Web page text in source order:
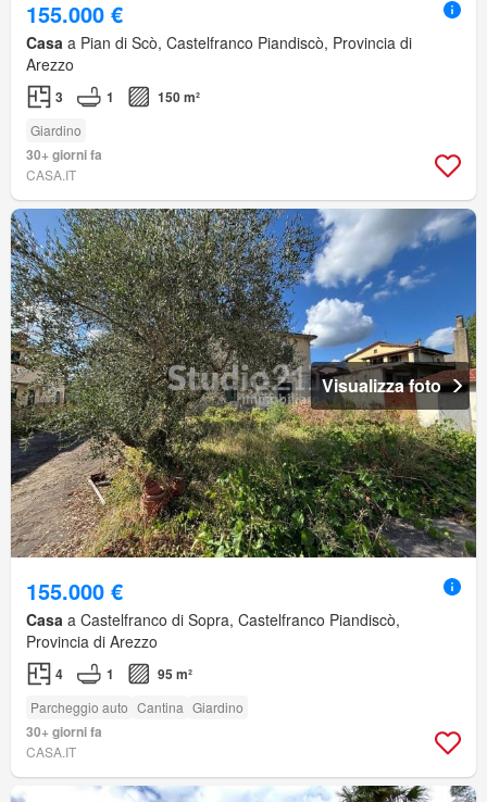
155.000 €
Casa a Pian di Scò, Castelfranco Piandiscò, Provincia di
Arezzo
3 1 150 m²
Giardino
30+ giorni fa
CASA.IT
Visualizza foto
155.000 €
Casa a Castelfranco di Sopra, Castelfranco Piandiscò,
Provincia di Arezzo
4 1 95 m²
Parcheggio auto Cantina Giardino
30+ giorni fa
CASA.IT